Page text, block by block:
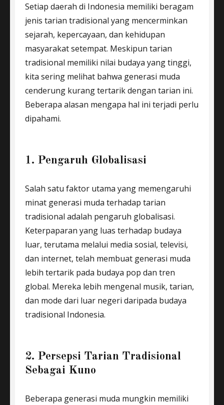
Setiap daerah di Indonesia memiliki beragam
jenis tarian tradisional yang mencerminkan
sejarah, kepercayaan, dan kehidupan
masyarakat setempat. Meskipun tarian
tradisional memiliki nilai budaya yang tinggi,
kita sering melihat bahwa generasi muda
cenderung kurang tertarik dengan tarian ini.
Beberapa alasan mengapa hal ini terjadi perlu
dipahami.
1. Pengaruh Globalisasi
Salah satu faktor utama yang memengaruhi
minat generasi muda terhadap tarian
tradisional adalah pengaruh globalisasi.
Keterpaparan yang luas terhadap budaya
luar, terutama melalui media sosial, televisi,
dan internet, telah membuat generasi muda
lebih tertarik pada budaya pop dan tren
global. Mereka lebih mengenal musik, tarian,
dan mode dari luar negeri daripada budaya
tradisional Indonesia.
2. Persepsi Tarian Tradisional
Sebagai Kuno
Beberapa generasi muda mungkin memiliki